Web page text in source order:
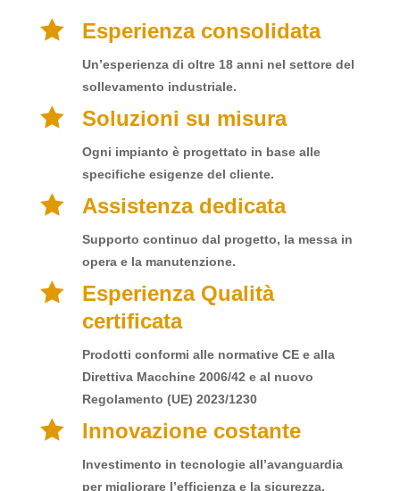
 Esperienza consolidata
Un’esperienza di oltre 18 anni nel settore del
sollevamento industriale.
 Soluzioni su misura
Ogni impianto è progettato in base alle
specifiche esigenze del cliente.
 Assistenza dedicata
Supporto continuo dal progetto, la messa in
opera e la manutenzione.

Esperienza Qualità
certificata
Prodotti conformi alle normative CE e alla
Direttiva Macchine 2006/42 e al nuovo
Regolamento (UE) 2023/1230
 Innovazione costante
Investimento in tecnologie all’avanguardia
per migliorare l’efficienza e la sicurezza.